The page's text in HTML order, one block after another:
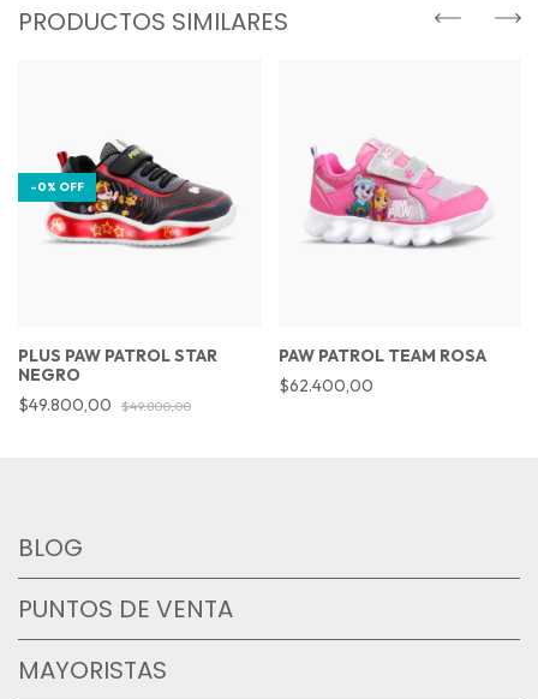
PRODUCTOS SIMILARES
-0% OFF
PLUS PAW PATROL STAR
NEGRO
$49.800,00
$49.800,00
PAW PATROL TEAM ROSA
$62.400,00
BLOG
PUNTOS DE VENTA
MAYORISTAS